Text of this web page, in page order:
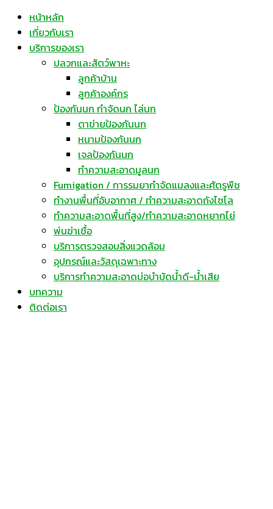
หน้าหลัก
เกี่ยวกับเรา
บริการของเรา
ปลวกและสัตว์พาหะ
ลูกค้าบ้าน
ลูกค้าองค์กร
ป้องกันนก กำจัดนก ไล่นก
ตาข่ายป้องกันนก
หนามป้องกันนก
เจลป้องกันนก
ทำความสะอาดมูลนก
Fumigation / การรมยากำจัดแมลงและศัตรูพืช
ทำงานพื้นที่อับอากาศ / ทำความสะอาดถังไซโล
ทำความสะอาดพื้นที่สูง/ทำความสะอาดหยากไย่
พ่นฆ่าเชื้อ
บริการตรวจสอบสิ่งแวดล้อม
อุปกรณ์และวัสดุเฉพาะทาง
บริการทำความสะอาดบ่อบำบัดน้ำดี-น้ำเสีย
บทความ
ติดต่อเรา